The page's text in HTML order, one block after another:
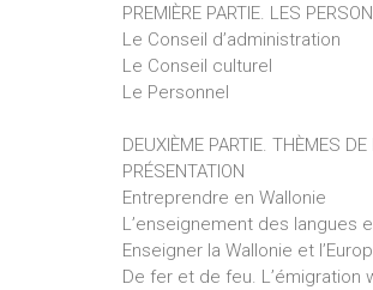
PREMIÈRE PARTIE. LES
Le Conseil d’administration
Le Conseil culturel
Le Personnel
DEUXIÈME PARTIE. THÈMES DE
PRÉSENTATION
Entreprendre en Wallonie
L’enseignement des langues
Enseigner la Wallonie et
De fer et de feu. L’émigration